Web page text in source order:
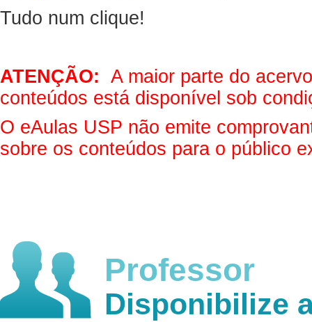
Tudo num clique!
ATENÇÃO: A maior parte do
conteúdos está disponível sob
O eAulas USP não emite
sobre os conteúdos para o público
Professor
Disponibilize